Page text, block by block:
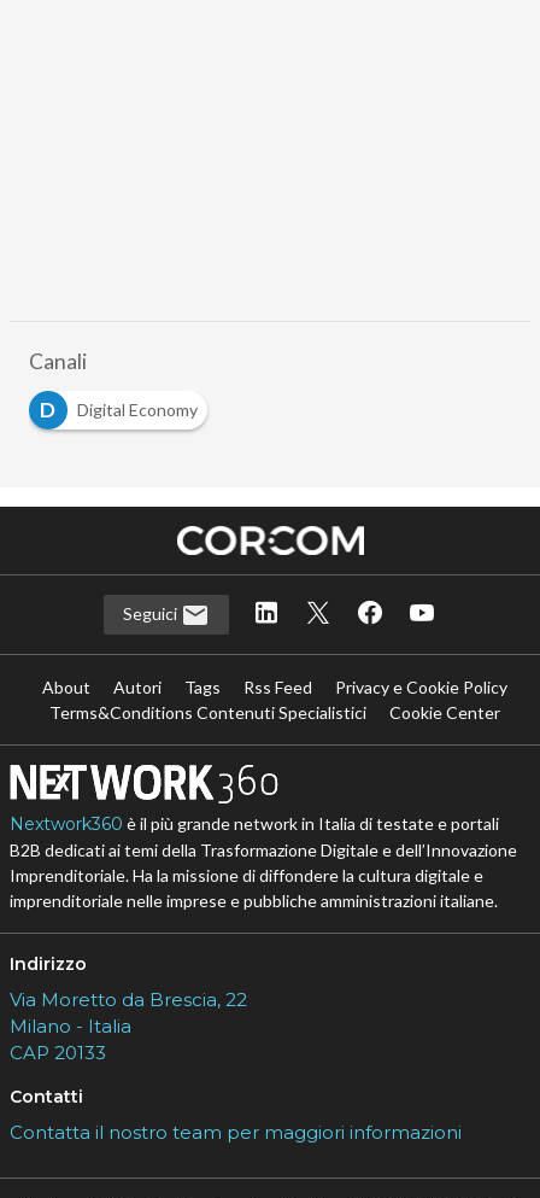
Canali
D
Digital Economy
Seguici
About Autori Tags Rss Feed
Privacy e Cookie Policy
Terms&Conditions Contenuti Specialistici
Cookie Center
Nextwork360 è il più grande network in Italia di testate e portali
B2B dedicati ai temi della Trasformazione Digitale e dell’Innovazione
Imprenditoriale. Ha la missione di diffondere la cultura digitale e
imprenditoriale nelle imprese e pubbliche amministrazioni italiane.
Indirizzo
Via Moretto da Brescia, 22
Milano - Italia
CAP 20133
Contatti
Contatta il nostro team per maggiori informazioni